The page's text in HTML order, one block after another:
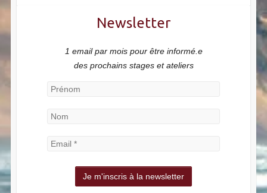
Newsletter
1 email par mois pour être informé.e
des prochains stages et ateliers